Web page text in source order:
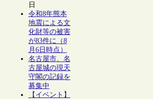
日
令和8年熊本
地震による文
化財等の被害
が83件に（8
月6日時点）
名古屋市、名
古屋城の現天
守閣の記録を
募集中
【イベント】